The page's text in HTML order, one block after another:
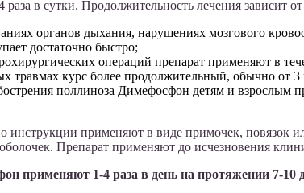
в сутки. Продолжительность лечения зависит от
органов дыхания, нарушениях мозгового
достаточно быстро;
операций препарат применяют в
травмах курс более продолжительный, обычно от 3
поллиноза Димефосфон детям и
применяют в виде примочек, повязок
Препарат применяют до исчезновения
применяют 1-4 раза в день на протяжении 7-10